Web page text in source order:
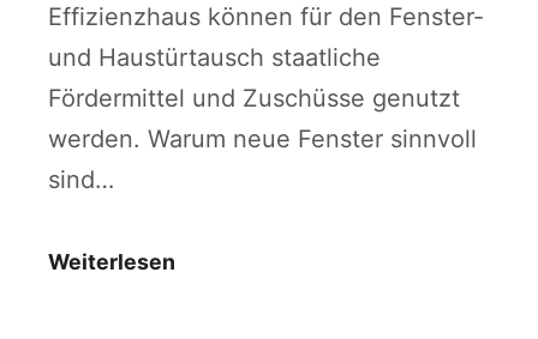
Effizienzhaus können für den Fenster-
und Haustürtausch staatliche
Fördermittel und Zuschüsse genutzt
werden. Warum neue Fenster sinnvoll
sind…
Weiterlesen